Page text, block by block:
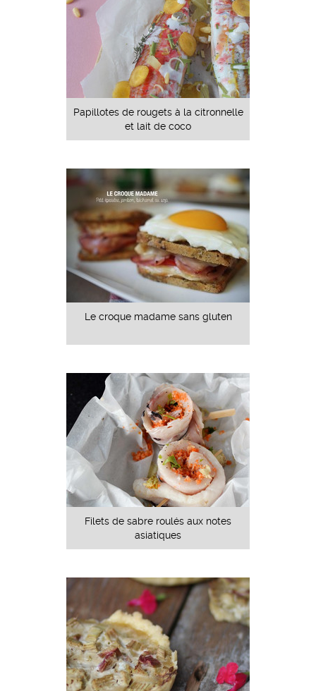
Papillotes de rougets à la citronnelle
et lait de coco
Le croque madame sans gluten
Filets de sabre roulés aux notes
asiatiques